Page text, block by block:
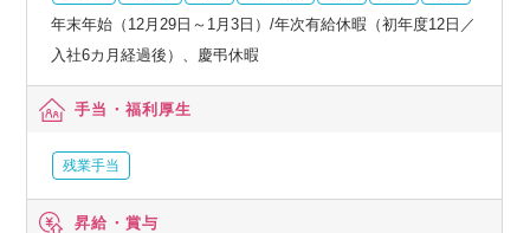
年末年始（12月29日～1月3日）/年次有給休暇（初年度12日／
入社6カ月経過後）、慶弔休暇
手当・福利厚生
残業手当
昇給・賞与